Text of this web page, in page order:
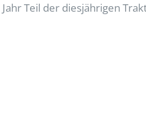
Teil der diesjährigen